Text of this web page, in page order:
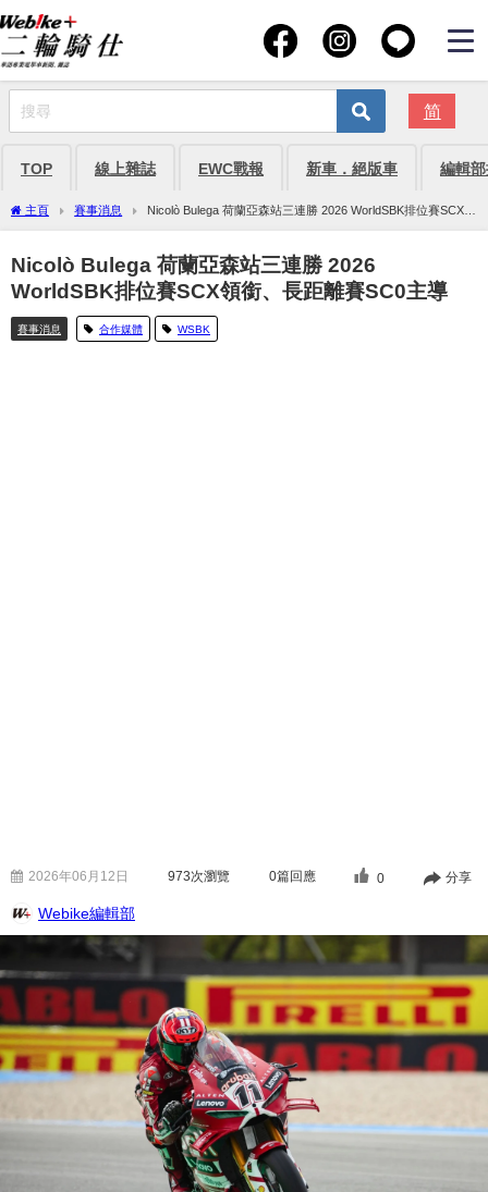
简
TOP 線上雜誌 EWC戰報 新車．絕版車 編輯
主頁 賽事消息
Nicolò Bulega 荷蘭亞森站三連勝 2026 WorldSBK排位賽SCX領
銜、長距離賽SC0主導
Nicolò Bulega 荷蘭亞森站三連勝 2026
WorldSBK排位賽SCX領銜、長距離賽SC0主導
賽事消息 合作媒體 WSBK
2026年06月12日 973次瀏覽 0篇回應 0 分享
Webike編輯部